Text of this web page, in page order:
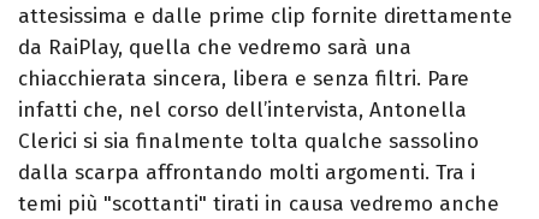
attesissima e dalle prime clip fornite direttamente
da RaiPlay, quella che vedremo sarà una
chiacchierata sincera, libera e senza filtri. Pare
infatti che, nel corso dell’intervista, Antonella
Clerici si sia finalmente tolta qualche sassolino
dalla scarpa affrontando molti argomenti. Tra i
temi più "scottanti" tirati in causa vedremo anche